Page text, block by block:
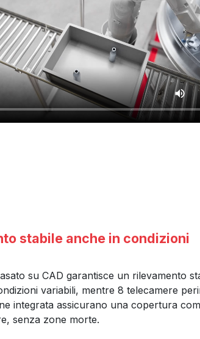
stabile anche in condizioni
su CAD garantisce un rilevamento
variabili, mentre 8 telecamere
integrata assicurano una copertura
senza zone morte.